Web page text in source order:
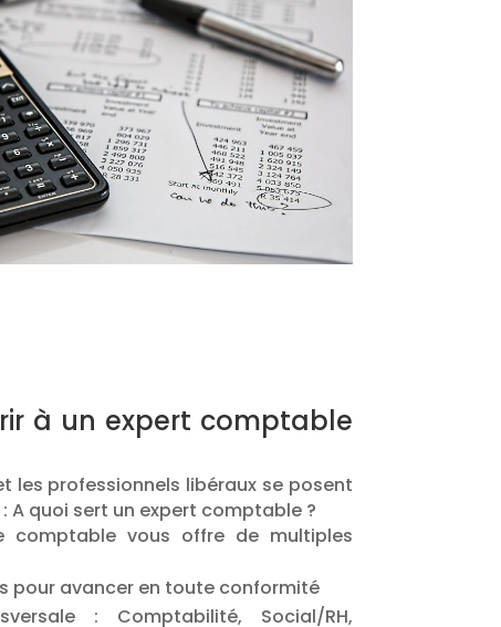
à un expert comptable
les professionnels libéraux se posent
A quoi sert un expert comptable ?
comptable vous offre de multiples
pour avancer en toute conformité
: Comptabilité, Social/RH,